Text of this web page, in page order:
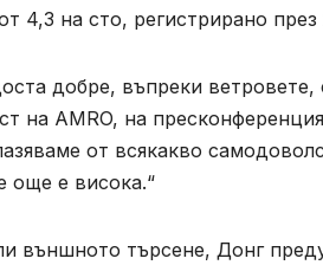
4,3 на сто, регистрирано през
добре, въпреки ветровете,
на AMRO, на
от всякакво
още е висока.“
външното търсене, Донг